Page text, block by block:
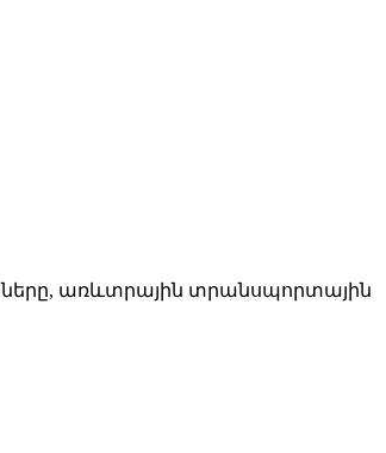
առևտրային տրանսպորտային